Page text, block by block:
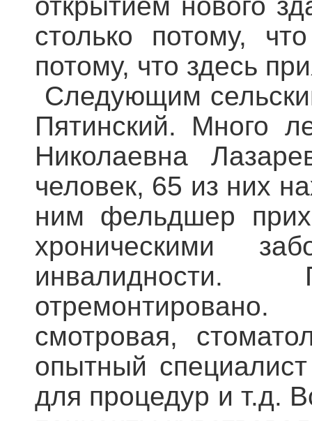
столько потому,
потому, что здесь
Следующим
Пятинский. Много
Николаевна
человек, 65 из них
ним фельдшер
хроническими
смотровая,
опытный
для процедур и т.д.